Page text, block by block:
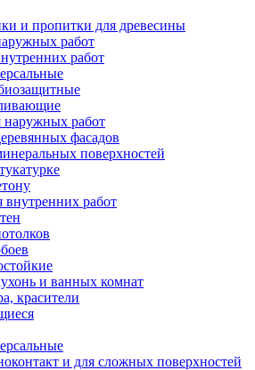
и пропитки для древесины
работ
работ
наружных работ
фасадов
поверхностей
внутренних работ
и ванных комнат
красители
и для сложных поверхностей